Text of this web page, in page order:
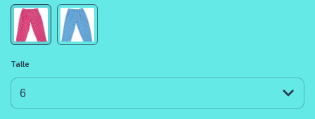
Talle